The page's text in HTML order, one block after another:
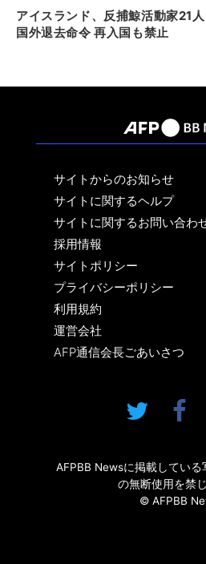
アイスランド、反捕鯨活動家21
国外退去命令 再入国も禁止
サイトからのお知らせ
サイトに関するヘルプ
サイトに関するお問い合わ
採用情報
サイトポリシー
プライバシーポリシー
利用規約
運営会社
AFP通信会長ごあいさつ
AFPBB Newsに掲載してい
の無断使用を禁じ
© AFPBB